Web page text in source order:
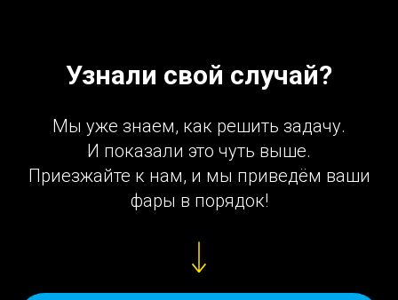
Узнали свой случай?
Мы уже знаем, как решить задачу.
И показали это чуть выше.
Приезжайте к нам, и мы приведём ваши
фары в порядок!